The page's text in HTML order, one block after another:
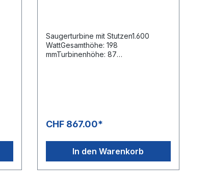
Saugerturbine mit Stutzen1.600
WattGesamthöhe: 198
mmTurbinenhöhe: 87
CHF 867.00*
In den Warenkorb